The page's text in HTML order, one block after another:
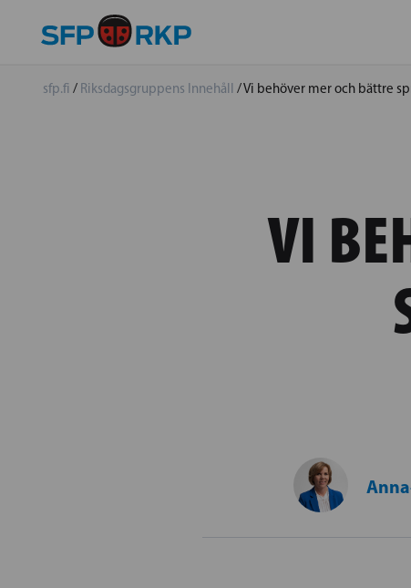
sfp.fi / Riksdagsgruppens Innehåll /Vi behöver mer och bättre
VI